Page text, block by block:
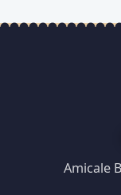
Amicale